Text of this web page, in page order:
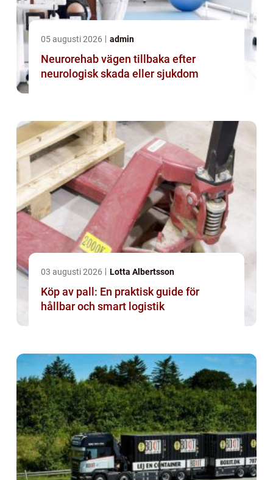
05 augusti 2026 admin
Neurorehab vägen tillbaka efter
neurologisk skada eller sjukdom
03 augusti 2026 Lotta Albertsson
Köp av pall: En praktisk guide för
hållbar och smart logistik